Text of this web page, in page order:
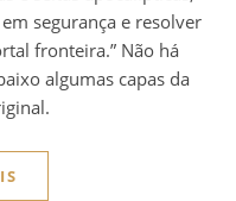
segurança e resolver
fronteira.” Não há
algumas capas da